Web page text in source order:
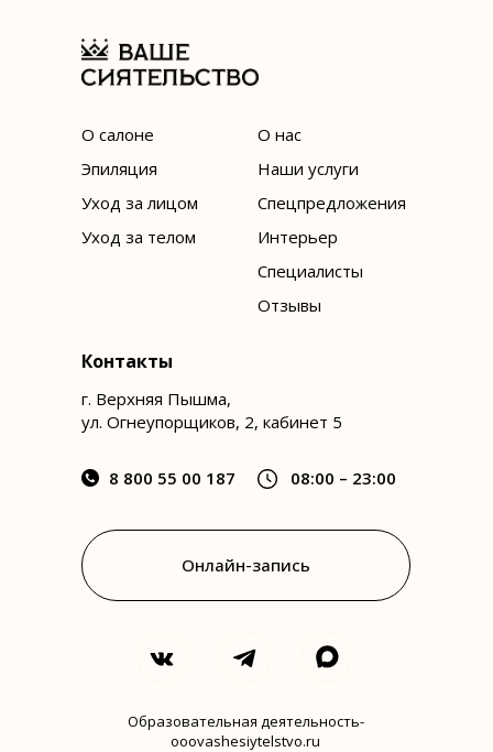
Отзывы
Специалисты
Образовательная деятельность-
ooovashesiytelstvo.ru
Интерьер
Спецпредложения
Наши услуги
08:00 – 23:00
Контакты
г. Верхняя Пышма,
ул. Огнеупорщиков, 2, кабинет 5
О нас
Эпиляция
Уход за лицом
Уход за телом
О салоне
8 800 55 00 187
Онлайн-запись